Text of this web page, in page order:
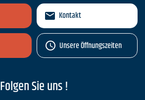
Kontakt
Unsere Öffnungszeiten
Folgen Sie uns !